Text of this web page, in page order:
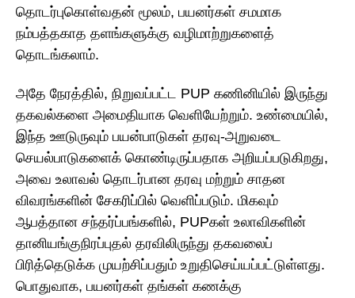
தொடர்புகொள்வதன் மூலம், பயனர்கள் சமமாக
நம்பத்தகாத தளங்களுக்கு வழிமாற்றுகளைத்
தொடங்கலாம்.
அதே நேரத்தில், நிறுவப்பட்ட PUP கணினியில் இருந்து
தகவல்களை அமைதியாக வெளியேற்றும். உண்மையில்,
இந்த ஊடுருவும் பயன்பாடுகள் தரவு-அறுவடை
செயல்பாடுகளைக் கொண்டிருப்பதாக அறியப்படுகிறது,
அவை உலாவல் தொடர்பான தரவு மற்றும் சாதன
விவரங்களின் சேகரிப்பில் வெளிப்படும். மிகவும்
ஆபத்தான சந்தர்ப்பங்களில், PUPகள் உலாவிகளின்
தானியங்குநிரப்புதல் தரவிலிருந்து தகவலைப்
பிரித்தெடுக்க முயற்சிப்பதும் உறுதிசெய்யப்பட்டுள்ளது.
பொதுவாக, பயனர்கள் தங்கள் கணக்கு